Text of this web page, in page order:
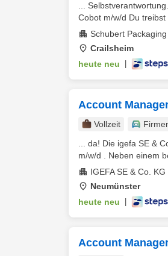
...
Cobot m/w/d Du treibst
Schubert
Crailsheim
heute neu
Account
Vollzeit
... da! Die igefa SE &
m/w/d . Neben einem
IGEFA SE & Co. KG
Neumünster
heute neu
Account